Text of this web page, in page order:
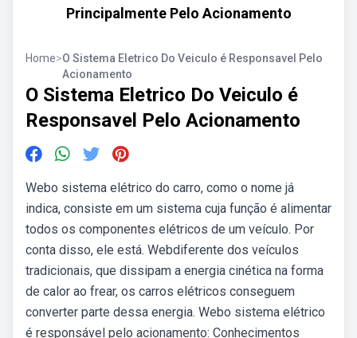
Principalmente Pelo Acionamento
Home>O Sistema Eletrico Do Veiculo é Responsavel Pelo
Acionamento
O Sistema Eletrico Do Veiculo é
Responsavel Pelo Acionamento
Webo sistema elétrico do carro, como o nome já
indica, consiste em um sistema cuja função é alimentar
todos os componentes elétricos de um veículo. Por
conta disso, ele está. Webdiferente dos veículos
tradicionais, que dissipam a energia cinética na forma
de calor ao frear, os carros elétricos conseguem
converter parte dessa energia. Webo sistema elétrico
é responsável pelo acionamento: Conhecimentos